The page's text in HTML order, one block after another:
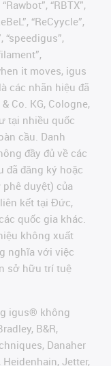
“RBTX”,
“ReCyycle”,
“speedigus”,
it moves, igus
các nhãn hiệu đã
Co. KG, Cologne,
tại nhiều quốc
cầu. Danh
đầy đủ về các
đã đăng ký hoặc
duyệt) của
kết tại Đức,
quốc gia khác.
không xuất
nghĩa với việc
sở hữu trí tuệ
igus® không
B&R,
Danaher
Heidenhain, Jetter,